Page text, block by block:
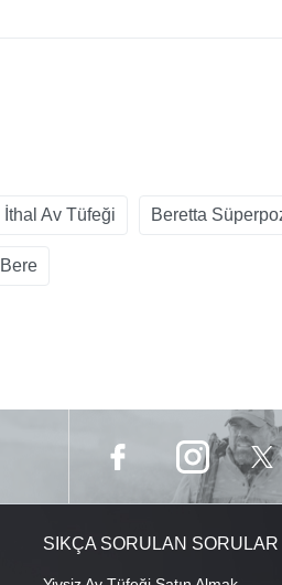
İthal Av Tüfeği Beretta
SIKÇA SORULAN SORULAR